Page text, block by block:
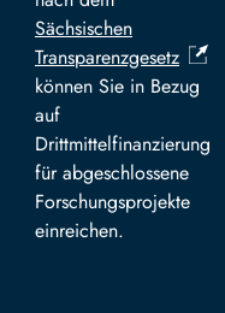
Sächsischen
Transparenzgesetz
können Sie in Bezug
auf
Drittmittelfinanzierung
für abgeschlossene
Forschungsprojekte
einreichen.